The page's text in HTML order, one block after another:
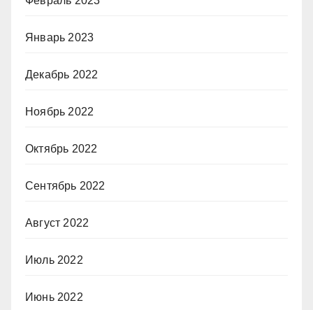
Январь 2023
Декабрь 2022
Ноябрь 2022
Октябрь 2022
Сентябрь 2022
Август 2022
Июль 2022
Июнь 2022